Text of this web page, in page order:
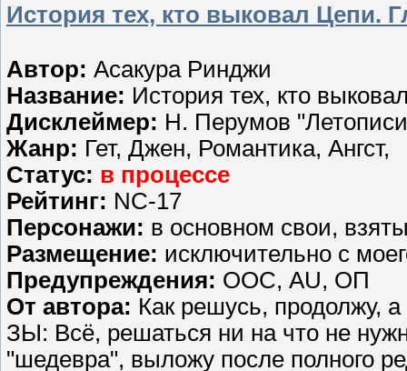
История тех, кто выковал Цепи.
Автор: Асакура Ринджи
Название: История тех, кто
Дисклеймер: Н. Перумов
Жанр: Гет, Джен, Романтика, Ангст,
Статус: в процессе
Рейтинг: NC-17
Персонажи: в основном свои,
Размещение: исключительно с
Предупреждения: ООС, AU, ОП
От автора: Как решусь, продолжу,
ЗЫ: Всё, решаться ни на что не
"шедевра", выложу после полного